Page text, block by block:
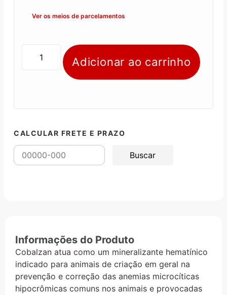
Ver os meios de parcelamentos
Adicionar ao carrinho
CALCULAR FRETE E PRAZO
Informações do Produto
Cobalzan atua como um mineralizante hematínico
indicado para animais de criação em geral na
prevenção e correção das anemias microcíticas
hipocrômicas comuns nos animais e provocadas